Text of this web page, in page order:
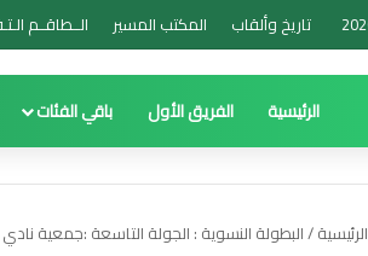
تاريخ وألقاب المكتب المسير الــطاقــم
الرئيسية الفريق الأول باقي الفئات
الرئيسية/البطولة النسوية : الجولة التاسعة :جمعية